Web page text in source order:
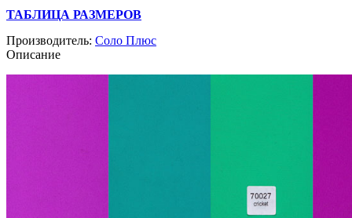
ТАБЛИЦА РАЗМЕРОВ
Производитель: Соло Плюс
Описание